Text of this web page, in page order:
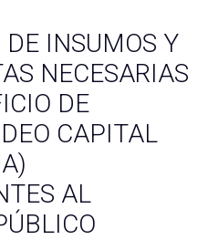
INSUMOS Y
NECESARIAS
DE
CAPITAL
AL